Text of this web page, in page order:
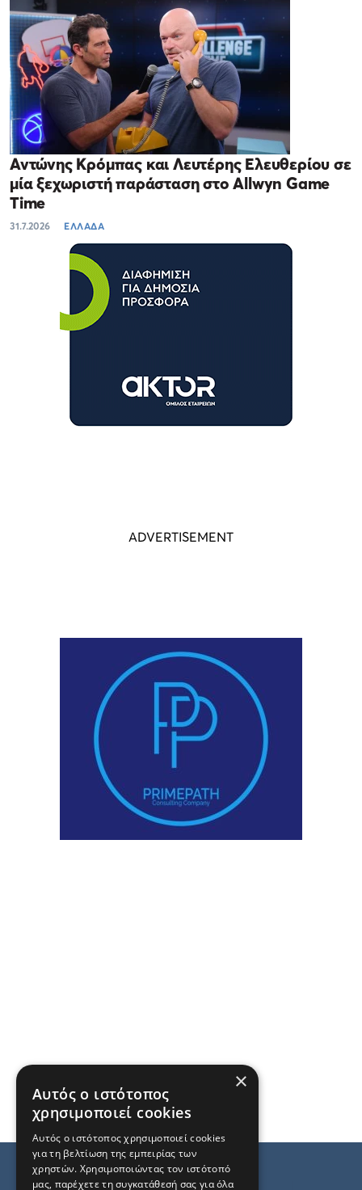
Αντώνης Κρόμπας και Λευτέρης Ελευθερίου σε
μία ξεχωριστή παράσταση στο Allwyn Game
Time
31.7.2026 ΕΛΛΑΔΑ
×
Αυτός ο ιστότοπος
χρησιμοποιεί cookies
Αυτός ο ιστότοπος χρησιμοποιεί cookies
για τη βελτίωση της εμπειρίας των
χρηστών. Χρησιμοποιώντας τον ιστότοπό
μας, παρέχετε τη συγκατάθεσή σας για όλα